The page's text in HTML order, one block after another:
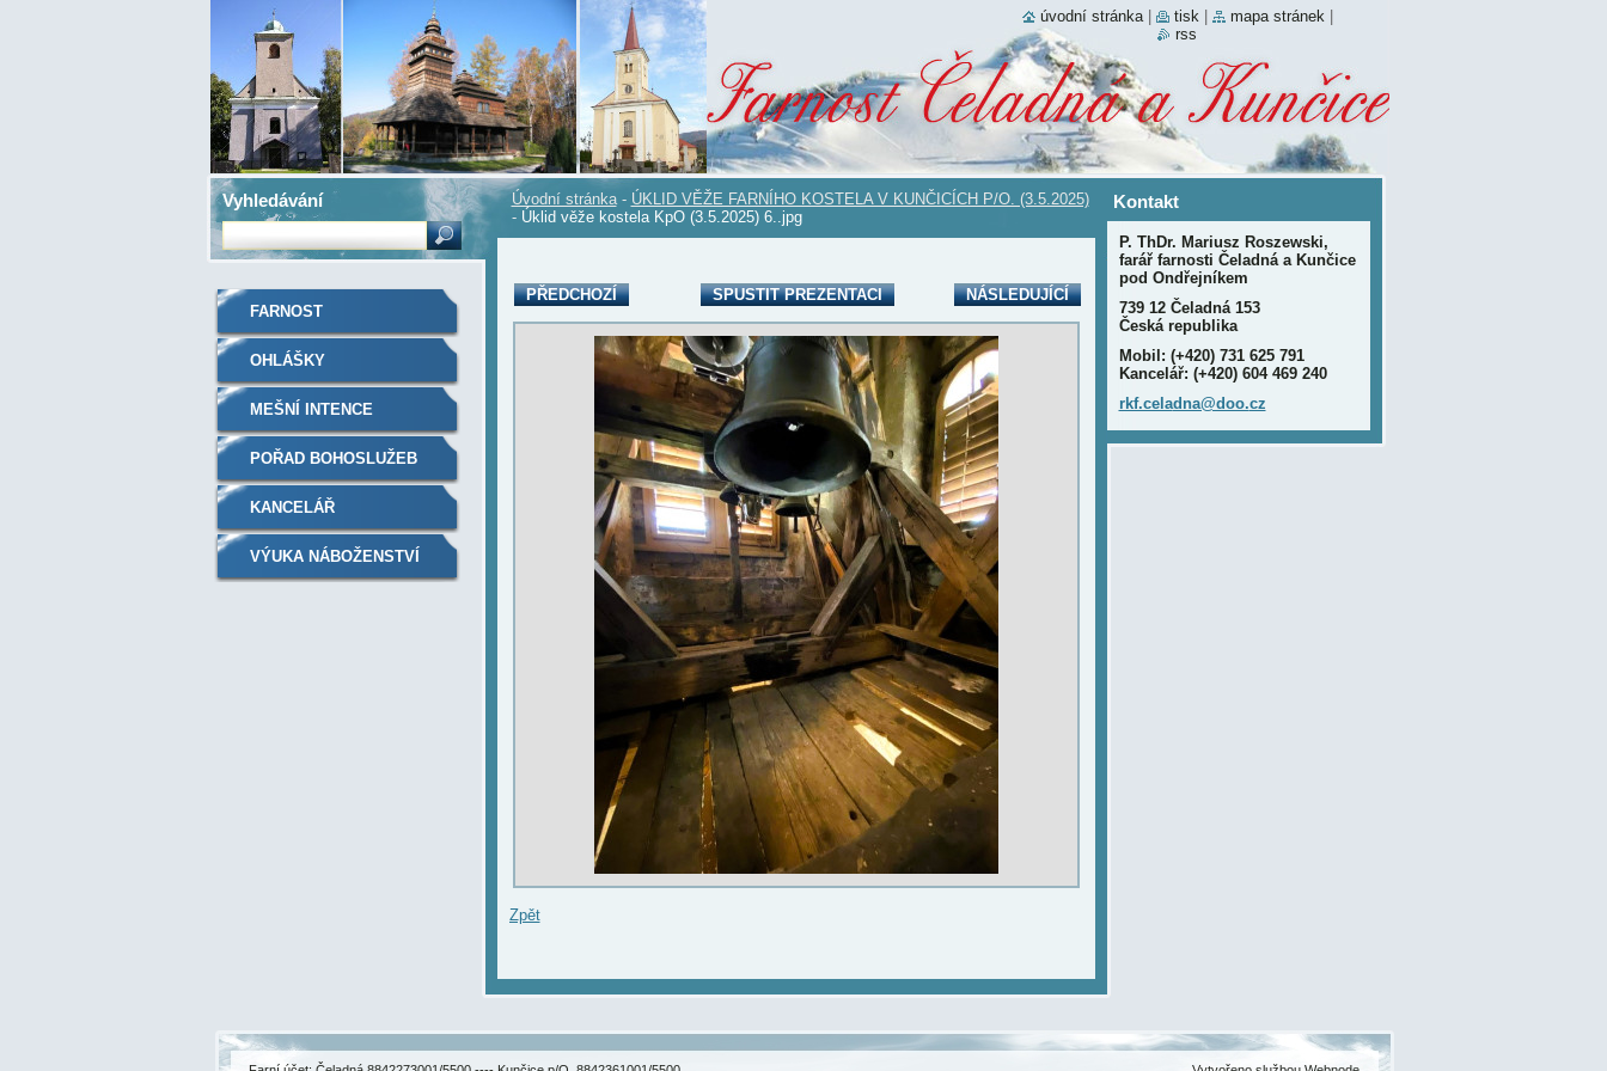
Úvodní stránka - ÚKLID VĚŽE FARNÍHO KOSTELA V KUNČICÍCH P/O. (3.5.2025)
- Úklid věže kostela KpO (3.5.2025) 6..jpg
PŘEDCHOZÍ SPUSTIT PREZENTACI NÁSLEDUJÍCÍ
Zpět
FARNOST
OHLÁŠKY
MEŠNÍ INTENCE
POŘAD BOHOSLUŽEB
KANCELÁŘ
VÝUKA NÁBOŽENSTVÍ
Kontakt
P. ThDr. Mariusz Roszewski,
farář farnosti Čeladná a Kunčice
pod Ondřejníkem
739 12 Čeladná 153
Česká republika
Mobil: (+420) 731 625 791
Kancelář: (+420) 604 469 240
rkf.celadna@doo.cz
Vyhledávání
úvodní stránka tisk mapa stránek
rss